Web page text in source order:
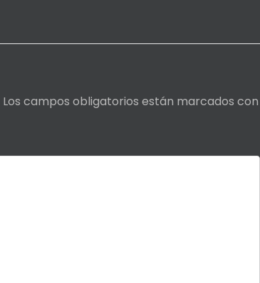
Los campos obligatorios están marcados con